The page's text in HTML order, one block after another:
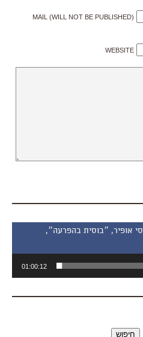
MAIL (WILL NOT BE PUBLISHED)
WEBSITE
פרסי אופיר, ״בוסית בהפרעה״,
01:00:12
חיפוש